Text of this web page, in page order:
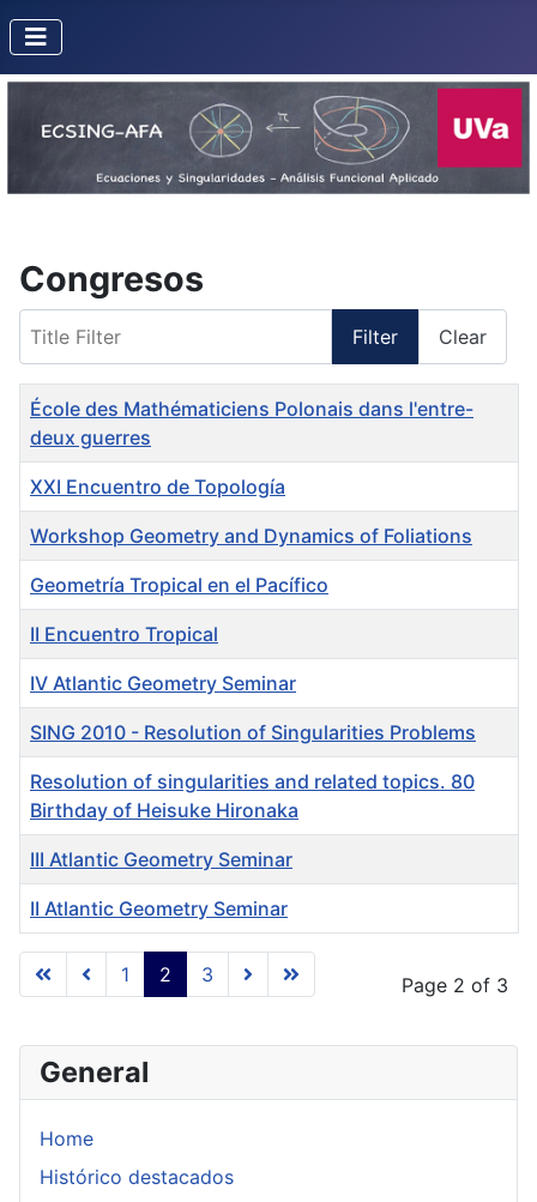
General
Home
Histórico destacados
Congresos
Filter Clear
Articles
Title
École des Mathématiciens Polonais dans l'entre-
deux guerres
XXI Encuentro de Topología
Workshop Geometry and Dynamics of Foliations
Geometría Tropical en el Pacífico
II Encuentro Tropical
IV Atlantic Geometry Seminar
SING 2010 - Resolution of Singularities Problems
Resolution of singularities and related topics. 80
Birthday of Heisuke Hironaka
III Atlantic Geometry Seminar
II Atlantic Geometry Seminar
Page 2 of 3
1 2 3